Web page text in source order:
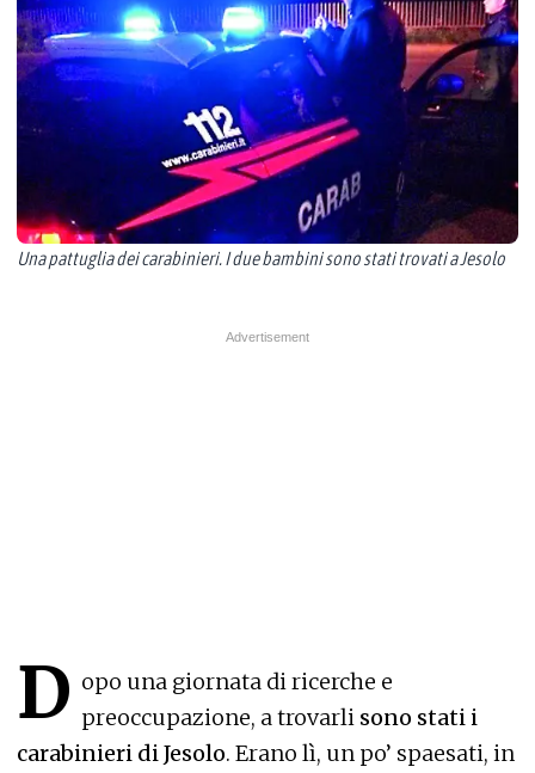
Una pattuglia dei carabinieri. I due bambini sono stati trovati a Jesolo
D opo una giornata di ricerche e
preoccupazione, a trovarli sono stati i
carabinieri di Jesolo. Erano lì, un po’ spaesati, in